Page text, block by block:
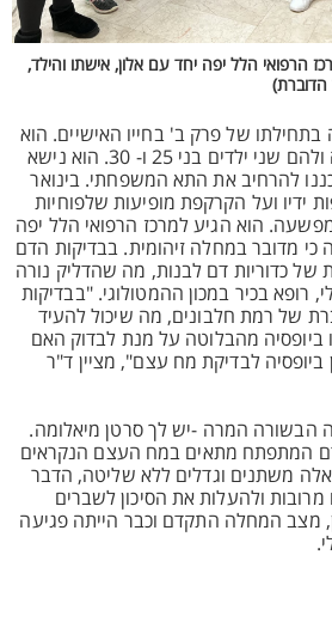
הרפואי הלל יפה יחד עם אלון, אישתו והילד,
הדוברת)
מחדרה היה בתחילתו של פרק ב' בחייו האישיים. הוא
התגרש מאשתו הראשונה ולהם שני ילדים בני 25 ו- 30. הוא נישא
להרחיב את התא המשפחתי. בינואר
כפות ידיו ועל הקרקפת מופיעות שלפוחיות
הוא הגיע למרכז הרפואי הלל יפה
מדובר במחלה זיהומית. בבדיקות הדם
של כדוריות דם לבנות, מה שהדליק נורה
רופא בכיר במכון ההמטולוגי. "בבדיקות
של רמת חלבונים, מה שיכול להעיד
מהבלוטה על מנת לבדוק האם
ביופסיה לבדיקת מח עצם", מציין ד"ר
הבשורה המרה -יש לך סרטן מיאלומה.
המתפתח מתאים במח העצם הנקראים
משתנים וגדלים ללא שליטה, הדבר
ולהעלות את הסיכון לשברים
מצב המחלה התקדם וכבר הייתה פגיעה